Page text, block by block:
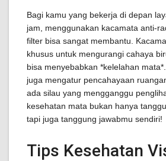
Bagi kamu yang bekerja di depan
jam, menggunakan kacamata anti-
filter bisa sangat membantu.
khusus untuk mengurangi cahaya
bisa menyebabkan *kelelahan
juga mengatur pencahayaan
ada silau yang mengganggu
kesehatan mata bukan hanya
tapi juga tanggung jawabmu sendiri!
Tips Kesehatan